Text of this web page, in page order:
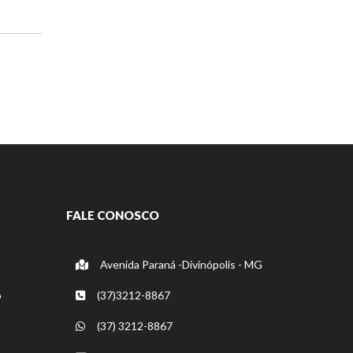
FALE CONOSCO
Avenida Paraná -Divinópolis - MG
(37)3212-8867
(37) 3212-8867